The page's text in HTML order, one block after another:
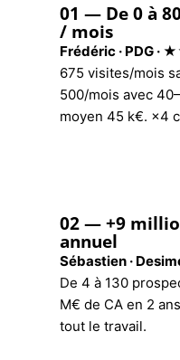
01 — De 0 à
/ mois
Frédéric · PDG
675 visites/mois
500/mois avec
moyen 45 k€. ×4
02 — +9
annuel
Sébastien ·
De 4 à 130
M€ de CA en 2
tout le travail.